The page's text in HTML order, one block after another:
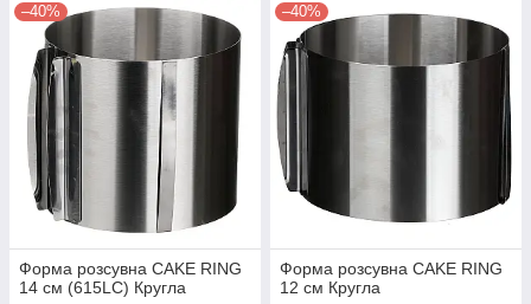
–40%
Форма розсувна CAKE RING
14 см (615LC) Кругла
–40%
Форма розсувна CAKE RING
12 см Кругла